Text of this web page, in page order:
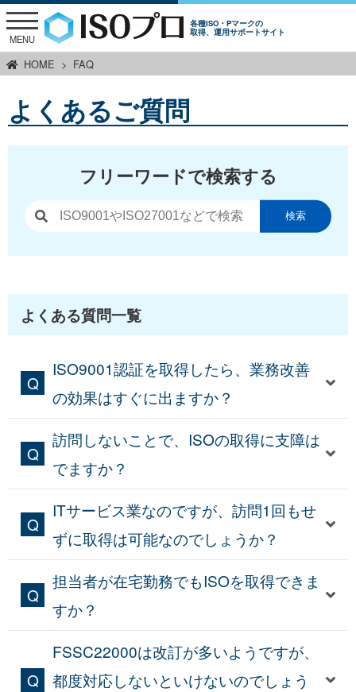
各種ISO・Pマークの
取得、運用サポートサイト
MENU
HOME FAQ
よくあるご質問
フリーワードで検索する
検索
よくある質問一覧
ISO9001認証を取得したら、業務改善
の効果はすぐに出ますか？
訪問しないことで、ISOの取得に支障は
でますか？
ITサービス業なのですが、訪問1回もせ
ずに取得は可能なのでしょうか？
担当者が在宅勤務でもISOを取得できま
すか？
FSSC22000は改訂が多いようですが、
都度対応しないといけないのでしょう